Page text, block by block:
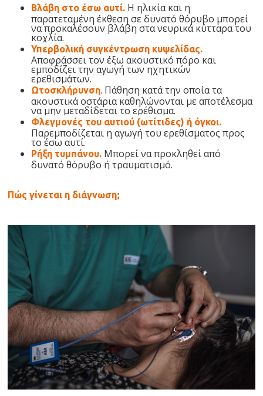
Βλάβη στο έσω αυτί. Η ηλικία και η
παρατεταμένη έκθεση σε δυνατό θόρυβο μπορεί
να προκαλέσουν βλάβη στα νευρικά κύτταρα του
κοχλία.
Υπερβολική συγκέντρωση κυψελίδας.
Αποφράσσει τον έξω ακουστικό πόρο και
εμποδίζει την αγωγή των ηχητικών
ερεθισμάτων.
Ωτοσκλήρυνση. Πάθηση κατά την οποία τα
ακουστικά οστάρια καθηλώνονται με αποτέλεσμα
να μην μεταδίδεται το ερέθισμα.
Φλεγμονές του αυτιού (ωτίτιδες) ή όγκοι.
Παρεμποδίζεται η αγωγή του ερεθίσματος προς
το έσω αυτί.
Ρήξη τυμπάνου. Μπορεί να προκληθεί από
δυνατό θόρυβο ή τραυματισμό.
Πώς γίνεται η διάγνωση;